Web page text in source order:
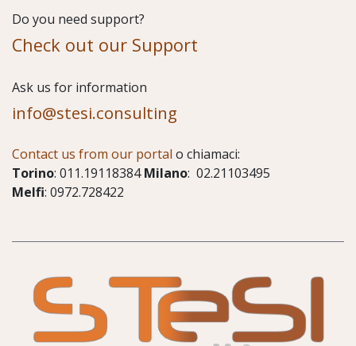
Do you need support?
Check out our Support
​Ask us for information
info@stesi.consulting
Contact us from our portal o chiamaci:
Torino: 011.19118384Milano: 02.21103495
Melfi: 0972.728422